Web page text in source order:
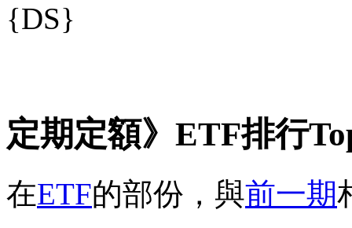
{DS}
定期定額》ETF排行
在ETF的部份，與前一期